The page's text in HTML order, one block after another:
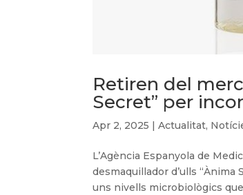
Retiren del
Secret” per
Apr 2, 2025 |Actualitat,
L’Agència Espanyola de
desmaquillador d’ulls
uns nivells microbiològics